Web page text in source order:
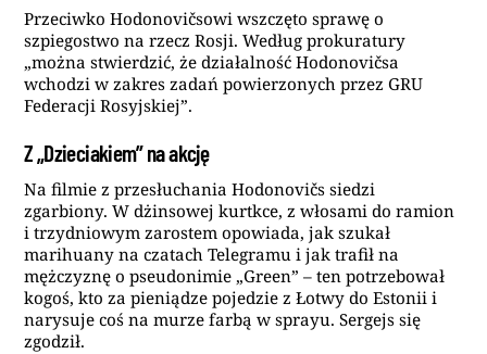
Przeciwko Hodonovičsowi wszczęto sprawę o
szpiegostwo na rzecz Rosji. Według prokuratury
„można stwierdzić, że działalność Hodonovičsa
wchodzi w zakres zadań powierzonych przez GRU
Federacji Rosyjskiej”.
Z „Dzieciakiem” na akcję
Na filmie z przesłuchania Hodonovičs siedzi
zgarbiony. W dżinsowej kurtkce, z włosami do ramion
i trzydniowym zarostem opowiada, jak szukał
marihuany na czatach Telegramu i jak trafił na
mężczyznę o pseudonimie „Green” – ten potrzebował
kogoś, kto za pieniądze pojedzie z Łotwy do Estonii i
narysuje coś na murze farbą w sprayu. Sergejs się
zgodził.